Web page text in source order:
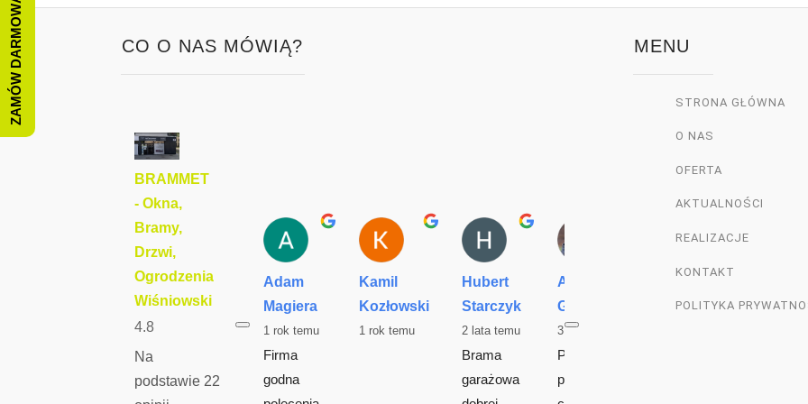
CO O NAS MÓWIĄ?
BRAMMET
- Okna,
Bramy,
Drzwi,
Ogrodzenia
Wiśniowski
4.8
Na
podstawie 22
Adam
Magiera
1 rok temu
Firma
godna
Kamil
Kozłowski
1 rok temu
Hubert
Starczyk
2 lata temu
Brama
garażowa
Adrian
Grzesiczek
3 lata temu
Prawdziwi
profesjonaliś
Ba
MENU
STRONA GŁÓWNA
O NAS
OFERTA
AKTUALNOŚCI
REALIZACJE
KONTAKT
POLITYKA